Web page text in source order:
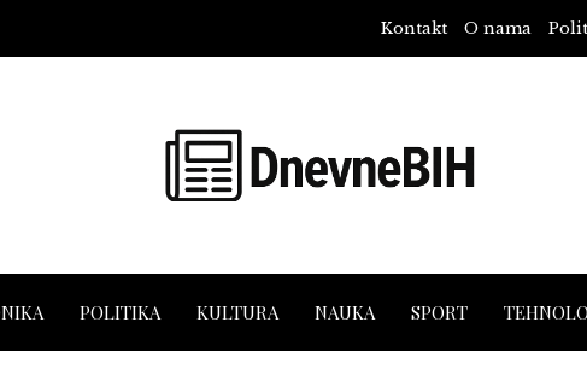
Kontakt O nama
POLITIKA KULTURA NAUKA SPORT